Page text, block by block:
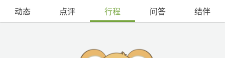
动态 点评 行程 问答 结伴